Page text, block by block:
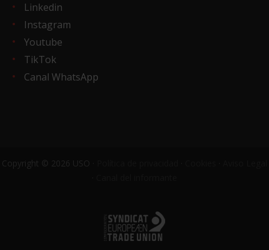
Linkedin
Instagram
Youtube
TikTok
Canal WhatsApp
Copyright © 2026 USO ·